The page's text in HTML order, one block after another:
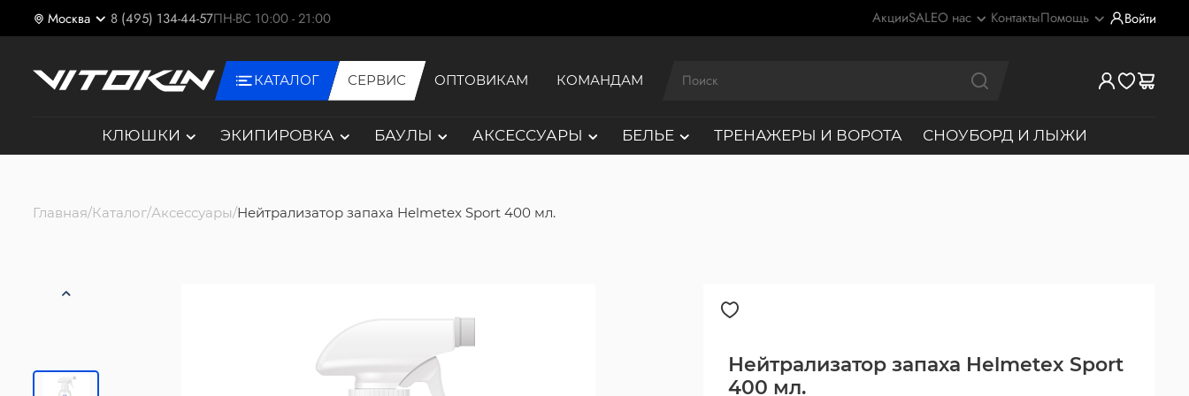
Москва 8 (495) 134-44-57ПН-ВС 10:00 - 21:00 АкцииSALEО нас КонтактыПомощь Войти
КАТАЛОГ СЕРВИС ОПТОВИКАМ КОМАНДАМ
КЛЮШКИ ЭКИПИРОВКА БАУЛЫ АКСЕССУАРЫ БЕЛЬЕ ТРЕНАЖЕРЫ И ВОРОТА СНОУБОРД И ЛЫЖИ
Главная Каталог Аксессуары Нейтрализатор запаха Helmetex Sport 400 мл.
Нейтрализатор запаха Helmetex Sport
400 мл.